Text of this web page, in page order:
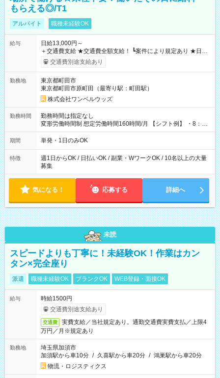
もらえる◎/T1
アルバイト 職種未経験OK
給与
日給13,000円～
＋交通費支給 ★交通費全額支給！ ┗案件により規定あり ★日払
いOK！（規定あり） ┗働いたその日に現金GET♪ お仕事後はコ
ンビニATMから 日払い分を引き落とせます！ 【試用期間】試
交通費別途支給あり
勤務地
東京都町田市
東京都町田市原町田（最寄り駅：町田駅）
株式会社ワンベルウッズ
勤務時間
勤務時間は指定なし
変形労働時間制 想定労働時間160時間/月 【シフト例】 ・8：00
～21：00
期間 単発・1日のみOK
特徴
週1日からOK / 日払いOK / 副業・WワークOK / 10名以上の大量
募集
気になる！ 応募する 詳細へ
未読
スピードよりも丁寧に！未経験OK！作業はカン
タン×完全座り
派遣 職種未経験OK ブランクOK WEB登録・面接OK
給与
時給1500円
交通費別途支給あり
交通費
実費支給／当社規定あり。通勤交通費実費支払／上限4
万円／月※規定あり
勤務地
埼玉県加須市
加須駅から車10分 / 久喜駅から車20分 / 鴻巣駅から車20分
物流・ロジスティクス